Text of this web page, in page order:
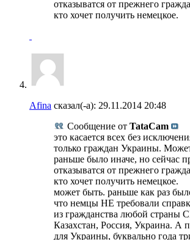
отказыватся от прежнего
кто хочет получить немецкое.
Afina сказал(-а): 29.11.2014 20:48
Сообщение от TataCam
это касается всех без
только граждан Украины.
раньше было иначе, но сейчас
отказыватся от прежнего
кто хочет получить немецкое.
может быть. раньше как раз
что немцы НЕ требовали
из гражданства любой страны
Казахстан, Россия, Украина. А
для Украины, буквально года